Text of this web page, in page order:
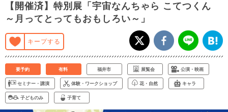
【開催済】特別展「宇宙なんちゃら こてつくん
～月ってとってもおもしろい～」
キープする
要予約 有料 福井市 展覧会 公演・映画
セミナー・講演 体験・ワークショップ 花・自然 キャラ
子どものみ 子育て